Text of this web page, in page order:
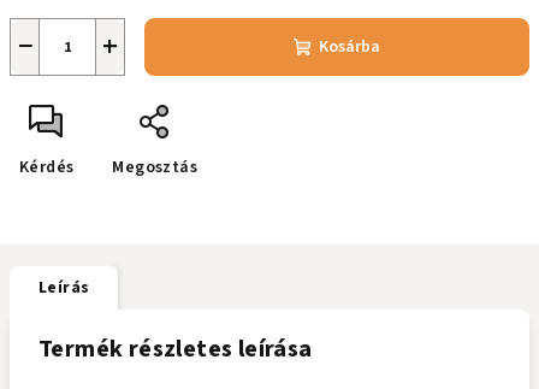
+
− Kosárba
Kérdés Megosztás
Leírás
Termék részletes leírása